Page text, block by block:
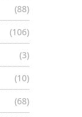
(88)
(106)
(3)
(10)
(68)